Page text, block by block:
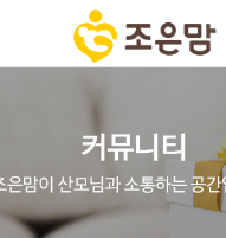
from g5_write_m05_04
<= '2018-07-06 00:00:00'
limit 1 asdasf